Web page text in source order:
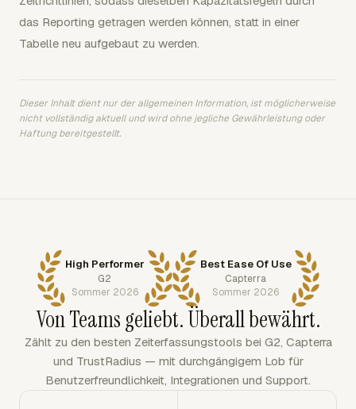
das Reporting getragen werden können, statt in einer
Tabelle neu aufgebaut zu werden.
Dieser Inhalt dient nur der allgemeinen Information, ist möglicherweise
nicht vollständig aktuell und wird ohne jegliche Gewährleistung oder
Haftung bereitgestellt.
High Performer
G2
Sommer 2026
Best Ease Of Use
Capterra
Sommer 2026
Von Teams geliebt. Überall bewährt.
Zählt zu den besten Zeiterfassungstools bei G2, Capterra
und TrustRadius — mit durchgängigem Lob für
Benutzerfreundlichkeit, Integrationen und Support.